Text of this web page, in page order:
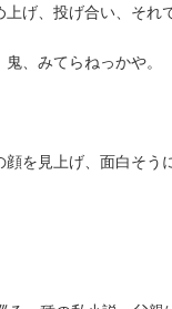
げ、投げ合い、それ
、みてらねっかや。
を見上げ、面白そう